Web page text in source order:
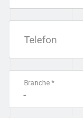
Telefon
Branche *
-